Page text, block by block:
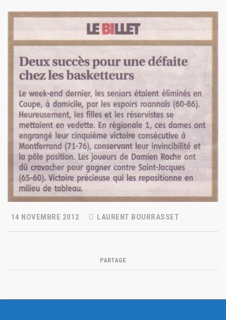
14 NOVEMBRE 2012 LAURENT BOURRASSET
PARTAGE